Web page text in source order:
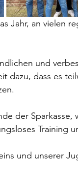
Jahr, an vielen
und
dazu, dass es
der Sparkasse,
Training
und unserer